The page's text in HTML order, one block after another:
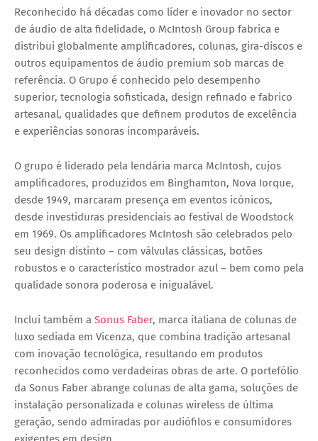
Reconhecido há décadas como líder e inovador no sector
de áudio de alta fidelidade, o McIntosh Group fabrica e
distribui globalmente amplificadores, colunas, gira-discos e
outros equipamentos de áudio premium sob marcas de
referência. O Grupo é conhecido pelo desempenho
superior, tecnologia sofisticada, design refinado e fabrico
artesanal, qualidades que definem produtos de excelência
e experiências sonoras incomparáveis.
O grupo é liderado pela lendária marca McIntosh, cujos
amplificadores, produzidos em Binghamton, Nova Iorque,
desde 1949, marcaram presença em eventos icónicos,
desde investiduras presidenciais ao festival de Woodstock
em 1969. Os amplificadores McIntosh são celebrados pelo
seu design distinto – com válvulas clássicas, botões
robustos e o característico mostrador azul – bem como pela
qualidade sonora poderosa e inigualável.
Inclui também a Sonus Faber, marca italiana de colunas de
luxo sediada em Vicenza, que combina tradição artesanal
com inovação tecnológica, resultando em produtos
reconhecidos como verdadeiras obras de arte. O portefólio
da Sonus Faber abrange colunas de alta gama, soluções de
instalação personalizada e colunas wireless de última
geração, sendo admiradas por audiófilos e consumidores